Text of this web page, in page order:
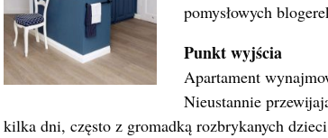
pomysłowych
Punkt wyjścia
Apartament
Nieustannie
kilka dni, często z gromadką rozbrykanych